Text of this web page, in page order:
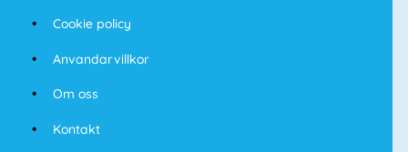
Cookie policy
Anvandarvillkor
Om oss
Kontakt